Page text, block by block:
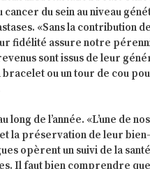
du sein au niveau
«Sans la contribution
fidélité assure notre
sont issus de leur
ou un tour de cou
de l’année. «L’une de nos
et la préservation de leur
opèrent un suivi de la santé
Il faut bien comprendre